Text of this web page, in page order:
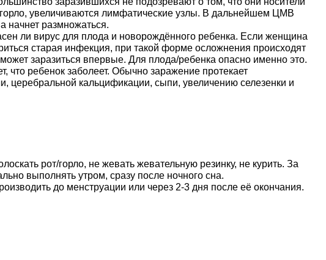
увеличиваются лимфатические узлы. В дальнейшем ЦМВ
начнет размножаться.
ли вирус для плода и новорождённого ребенка. Если женщина
старая инфекция, при такой форме осложнения происходят
заразиться впервые. Для плода/ребенка опасно именно это.
что ребенок заболеет. Обычно заражение протекает
церебральной кальцификации, сыпи, увеличению селезенки и
рот/горло, не жевать жевательную резинку, не курить. За
выполнять утром, сразу после ночного сна.
до менструации или через 2-3 дня после её окончания.